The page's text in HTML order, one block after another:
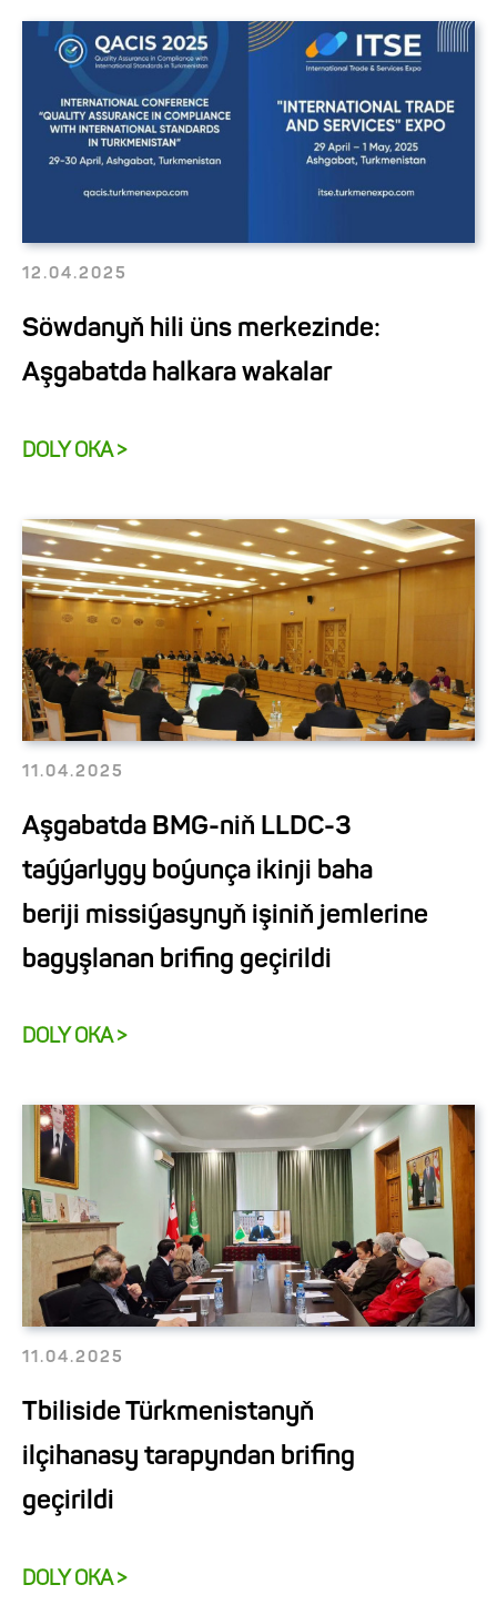
12.04.2025
Söwdanyň hili üns merkezinde:
Aşgabatda halkara wakalar
DOLY OKA >
11.04.2025
Aşgabatda BMG-niň LLDC-3
taýýarlygy boýunça ikinji baha
beriji missiýasynyň işiniň jemlerine
bagyşlanan brifing geçirildi
DOLY OKA >
11.04.2025
Tbiliside Türkmenistanyň
ilçihanasy tarapyndan brifing
geçirildi
DOLY OKA >